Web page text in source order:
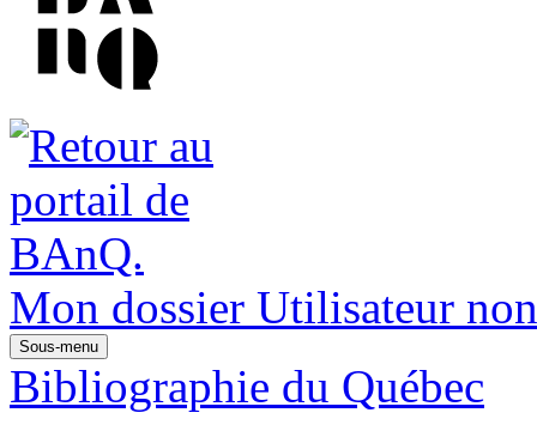
Mon dossier Utilisateur
Sous-menu
Bibliographie du Québec